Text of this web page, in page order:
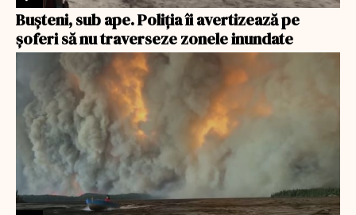
Bușteni, sub ape. Poliția îi avertizează pe
șoferi să nu traverseze zonele inundate